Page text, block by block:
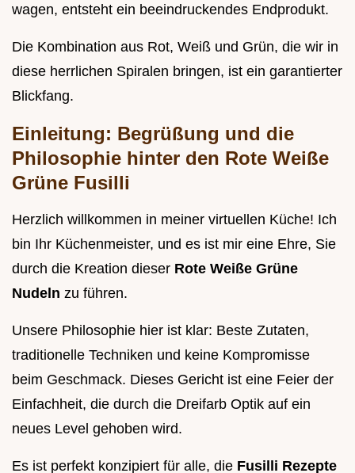
wagen, entsteht ein beeindruckendes Endprodukt.
Die Kombination aus Rot, Weiß und Grün, die wir in
diese herrlichen Spiralen bringen, ist ein garantierter
Blickfang.
Einleitung: Begrüßung und die
Philosophie hinter den Rote Weiße
Grüne Fusilli
Herzlich willkommen in meiner virtuellen Küche! Ich
bin Ihr Küchenmeister, und es ist mir eine Ehre, Sie
durch die Kreation dieser Rote Weiße Grüne
Nudeln zu führen.
Unsere Philosophie hier ist klar: Beste Zutaten,
traditionelle Techniken und keine Kompromisse
beim Geschmack. Dieses Gericht ist eine Feier der
Einfachheit, die durch die Dreifarb Optik auf ein
neues Level gehoben wird.
Es ist perfekt konzipiert für alle, die Fusilli Rezepte